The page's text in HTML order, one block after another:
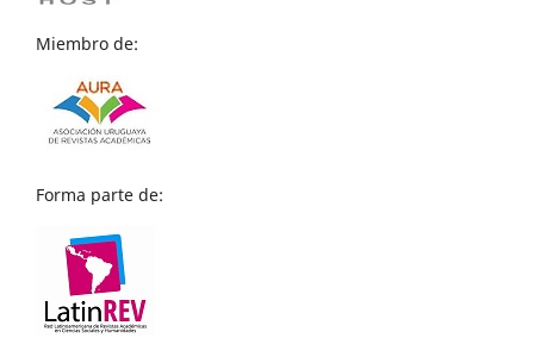
Miembro de:
Forma parte de: